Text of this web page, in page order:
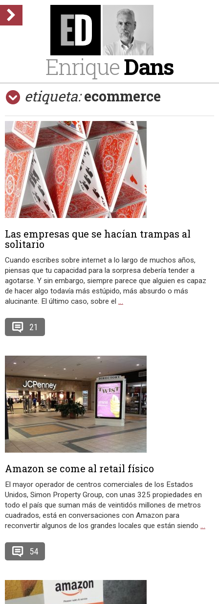
EnriqueDans
etiqueta: ecommerce
Las empresas que se hacían trampas al
solitario
Cuando escribes sobre internet a lo largo de muchos años,
piensas que tu capacidad para la sorpresa debería tender a
agotarse. Y sin embargo, siempre parece que alguien es capaz
de hacer algo todavía más estúpido, más absurdo o más
alucinante. El último caso, sobre el …
21
Amazon se come al retail físico
El mayor operador de centros comerciales de los Estados
Unidos, Simon Property Group, con unas 325 propiedades en
todo el país que suman más de veintidós millones de metros
cuadrados, está en conversaciones con Amazon para
reconvertir algunos de los grandes locales que están siendo …
54